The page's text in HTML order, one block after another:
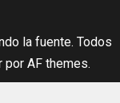
la fuente. Todos
por AF themes.